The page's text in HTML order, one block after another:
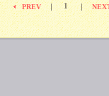
PREV | 1 |